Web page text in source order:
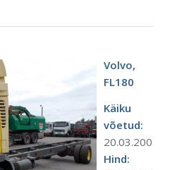
Volvo,
FL180
Käiku
võetud:
20.03.2002
Hind: